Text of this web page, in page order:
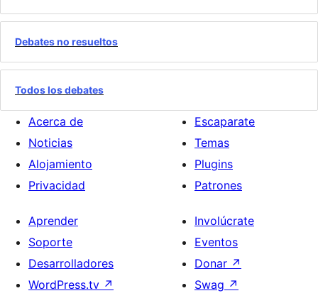
Debates no resueltos
Todos los debates
Acerca de
Noticias
Alojamiento
Privacidad
Escaparate
Temas
Plugins
Patrones
Aprender
Soporte
Desarrolladores
WordPress.tv ↗
Involúcrate
Eventos
Donar ↗
Swag ↗